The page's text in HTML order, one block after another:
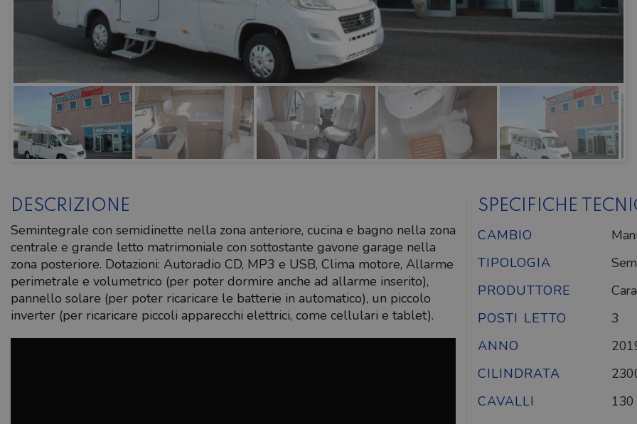
DESCRIZIONE
Semintegrale con semidinette nella zona anteriore, cucina e bagno nella zona
centrale e grande letto matrimoniale con sottostante gavone garage nella
zona posteriore. Dotazioni: Autoradio CD, MP3 e USB, Clima motore, Allarme
perimetrale e volumetrico (per poter dormire anche ad allarme inserito),
pannello solare (per poter ricaricare le batterie in automatico), un piccolo
inverter (per ricaricare piccoli apparecchi elettrici, come cellulari e tablet).
SPECIFICHE
CAMBIO
TIPOLOGIA
PRODUTTORE
POSTI LETTO
3
ANNO
CILINDRATA
CAVALLI
130